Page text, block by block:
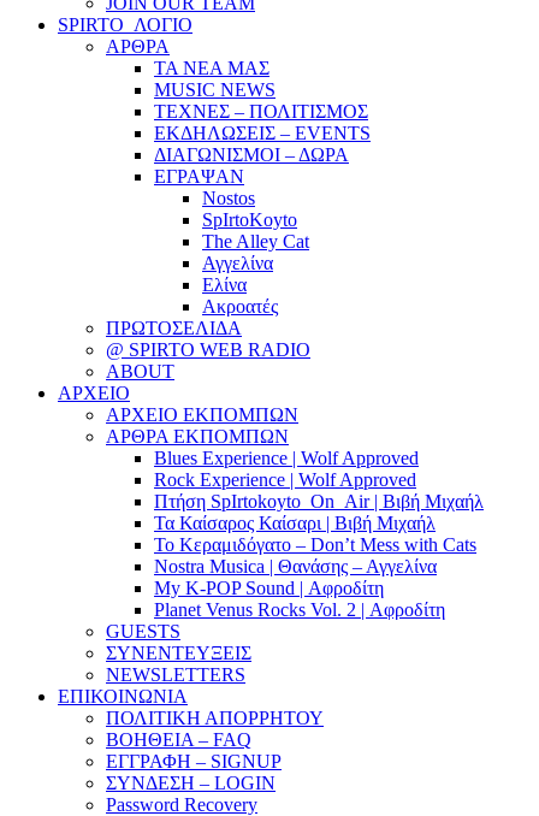
SPIRTO_ΛΟΓΙΟ
ΑΡΘΡΑ
ΤΑ ΝΕΑ ΜΑΣ
MUSIC NEWS
ΤΕΧΝΕΣ – ΠΟΛΙΤΙΣΜΟΣ
ΕΚΔΗΛΩΣΕΙΣ – EVENTS
ΔΙΑΓΩΝΙΣΜΟΙ – ΔΩΡΑ
ΕΓΡΑΨΑΝ
Nostos
SpIrtoKoyto
The Alley Cat
Αγγελίνα
Ελίνα
Ακροατές
ΠΡΩΤΟΣΕΛΙΔΑ
@ SPIRTO WEB RADIO
ABOUT
ΑΡΧΕΙΟ
ΑΡΧΕΙΟ ΕΚΠΟΜΠΩΝ
ΑΡΘΡΑ ΕΚΠΟΜΠΩΝ
Blues Experience | Wolf Approved
Rock Experience | Wolf Approved
Πτήση SpIrtokoyto_On_Air | Βιβή Μιχαήλ
Τα Καίσαρος Καίσαρι | Βιβή Μιχαήλ
Το Κεραμιδόγατο – Don’t Mess with Cats
Nostra Musica | Θανάσης – Αγγελίνα
My K-POP Sound | Αφροδίτη
Planet Venus Rocks Vol. 2 | Αφροδίτη
GUESTS
ΣΥΝΕΝΤΕΥΞΕΙΣ
NEWSLETTERS
ΕΠΙΚΟΙΝΩΝΙΑ
ΠΟΛΙΤΙΚΗ ΑΠΟΡΡΗΤΟΥ
ΒΟΗΘΕΙΑ – FAQ
ΕΓΓΡΑΦΗ – SIGNUP
ΣΥΝΔΕΣΗ – LOGIN
Password Recovery